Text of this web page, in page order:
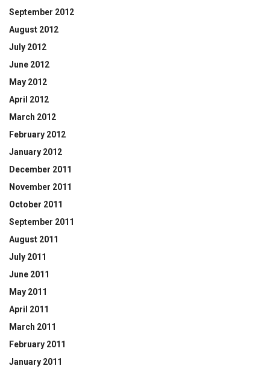
September 2012
August 2012
July 2012
June 2012
May 2012
April 2012
March 2012
February 2012
January 2012
December 2011
November 2011
October 2011
September 2011
August 2011
July 2011
June 2011
May 2011
April 2011
March 2011
February 2011
January 2011